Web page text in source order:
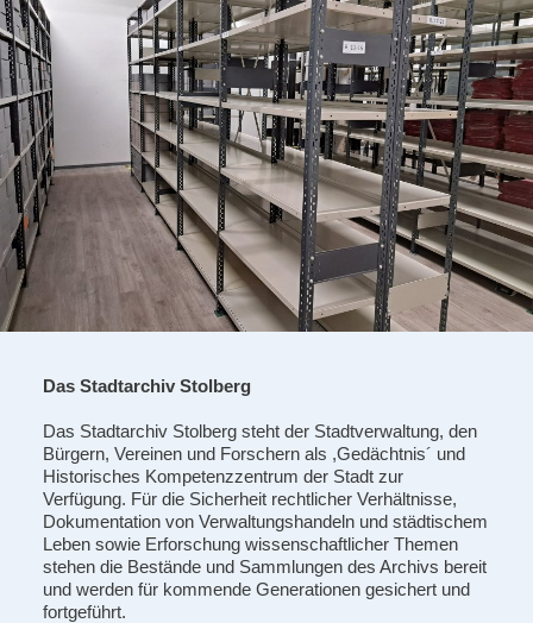
Das Stadtarchiv Stolberg
Das Stadtarchiv Stolberg steht der Stadtverwaltung, den
Bürgern, Vereinen und Forschern als ,Gedächtnis´ und
Historisches Kompetenzzentrum der Stadt zur
Verfügung. Für die Sicherheit rechtlicher Verhältnisse,
Dokumentation von Verwaltungshandeln und städtischem
Leben sowie Erforschung wissenschaftlicher Themen
stehen die Bestände und Sammlungen des Archivs bereit
und werden für kommende Generationen gesichert und
fortgeführt.